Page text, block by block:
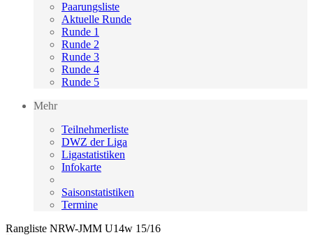
Paarungsliste
Aktuelle Runde
Runde 1
Runde 2
Runde 3
Runde 4
Runde 5
Mehr
Teilnehmerliste
DWZ der Liga
Ligastatistiken
Infokarte
Saisonstatistiken
Termine
Rangliste NRW-JMM U14w 15/16